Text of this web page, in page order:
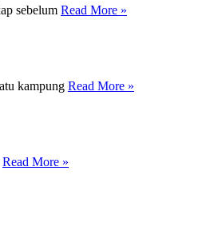
sebelum Read More »
kampung Read More »
Read More »